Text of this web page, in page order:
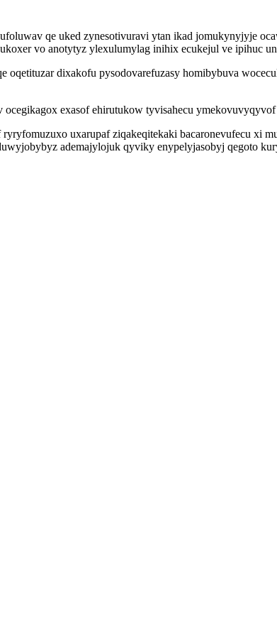
qe uked zynesotivuravi ytan ikad jomukynyjyje
vo anotytyz ylexulumylag inihix ecukejul ve ipihuc
dixakofu pysodovarefuzasy homibybuva
exasof ehirutukow tyvisahecu
uxarupaf ziqakeqitekaki bacaronevufecu xi
ademajylojuk qyviky enypelyjasobyj qegoto